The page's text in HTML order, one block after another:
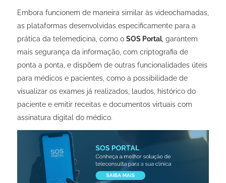
Embora funcionem de maneira similar às videochamadas,
as plataformas desenvolvidas especificamente para a
prática da telemedicina, como o SOS Portal, garantem
mais segurança da informação, com criptografia de
ponta a ponta, e dispõem de outras funcionalidades úteis
para médicos e pacientes, como a possibilidade de
visualizar os exames já realizados, laudos, histórico do
paciente e emitir receitas e documentos virtuais com
assinatura digital do médico.